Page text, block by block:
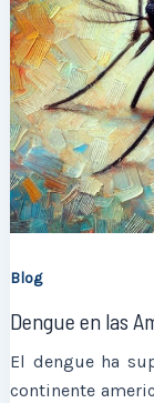
Blog
Dengue en las
El dengue ha
continente